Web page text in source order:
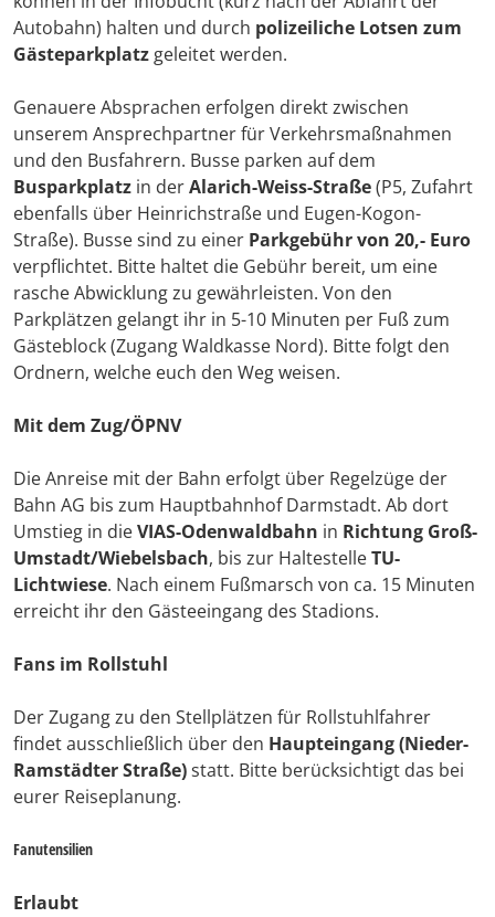
Autobahn) halten und durch polizeiliche Lotsen zum
Gästeparkplatz geleitet werden.
Genauere Absprachen erfolgen direkt zwischen
unserem Ansprechpartner für Verkehrsmaßnahmen
und den Busfahrern. Busse parken auf dem
Busparkplatz in derAlarich-Weiss-Straße(P5, Zufahrt
ebenfalls über Heinrichstraße und Eugen-Kogon-
Straße). Busse sind zu einer Parkgebühr von 20,- Euro
verpflichtet. Bitte haltet die Gebühr bereit, um eine
rasche Abwicklung zu gewährleisten. Von den
Parkplätzen gelangt ihr in 5-10 Minuten per Fuß zum
Gästeblock (Zugang Waldkasse Nord). Bitte folgt den
Ordnern, welche euch den Weg weisen.
Mit dem Zug/ÖPNV
Die Anreise mit der Bahn erfolgt über Regelzüge der
Bahn AG bis zum Hauptbahnhof Darmstadt. Ab dort
Umstieg in dieVIAS-Odenwaldbahn in Richtung Groß-
Umstadt/Wiebelsbach, bis zur HaltestelleTU-
Lichtwiese. Nach einem Fußmarsch von ca. 15 Minuten
erreicht ihr den Gästeeingang des Stadions.
Fans im Rollstuhl
Der Zugang zu den Stellplätzen für Rollstuhlfahrer
findet ausschließlich über den Haupteingang (Nieder-
Ramstädter Straße)statt. Bitte berücksichtigt das bei
eurer Reiseplanung.
Fanutensilien
Erlaubt